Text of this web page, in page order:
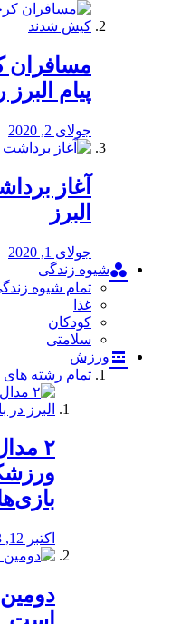
مسافران
پیام
جولای 2, 2020
آغاز
البرز
جولای 1, 2020
شیوه زندگی
تمام شیوه
غذا
کودکان
سلامتی
ورزش
تمام رشته
اکتبر 12, 2023